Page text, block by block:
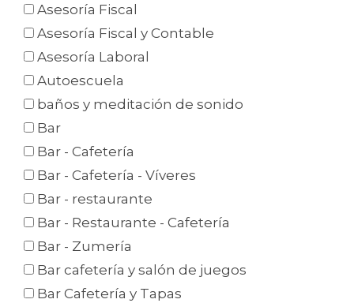
Asesoría Fiscal
Asesoría Fiscal y Contable
Asesoría Laboral
Autoescuela
baños y meditación de sonido
Bar
Bar - Cafetería
Bar - Cafetería - Víveres
Bar - restaurante
Bar - Restaurante - Cafetería
Bar - Zumería
Bar cafetería y salón de juegos
Bar Cafetería y Tapas